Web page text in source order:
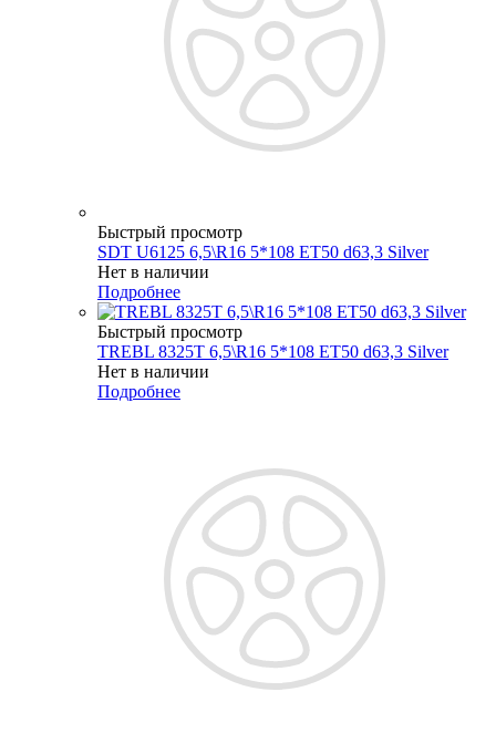
Быстрый просмотр
SDT U6125 6,5\R16 5*108 ET50 d63,3 Silver
Нет в наличии
Подробнее
Быстрый просмотр
TREBL 8325T 6,5\R16 5*108 ET50 d63,3 Silver
Нет в наличии
Подробнее